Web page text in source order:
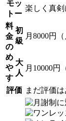
モッ
トー
楽しく真
料
金
の
め
や
す
初
級
月8000円
大
人
月10000円
評価 まだ評価